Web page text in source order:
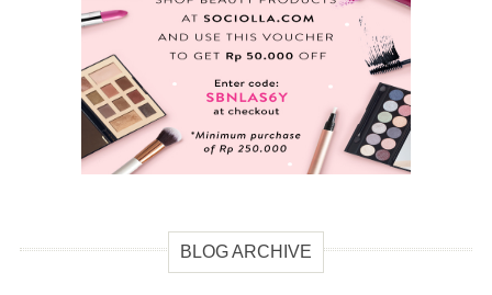
BLOG ARCHIVE